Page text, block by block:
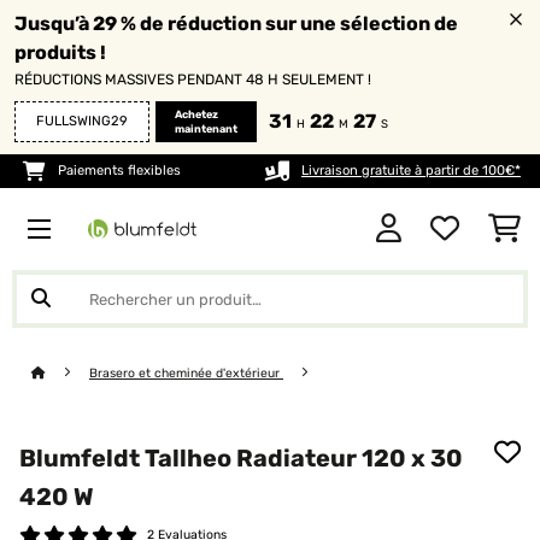
Jusqu’à 29 % de réduction sur une sélection de
produits !
RÉDUCTIONS MASSIVES PENDANT 48 H SEULEMENT !
FULLSWING29
Achetez
maintenant
31 H 22 M 27 S
Paiements flexibles Livraison gratuite à partir de 100€*
Brasero et cheminée d'extérieur
Blumfeldt Tallheo Radiateur 120 x 30
420 W
2 Evaluations